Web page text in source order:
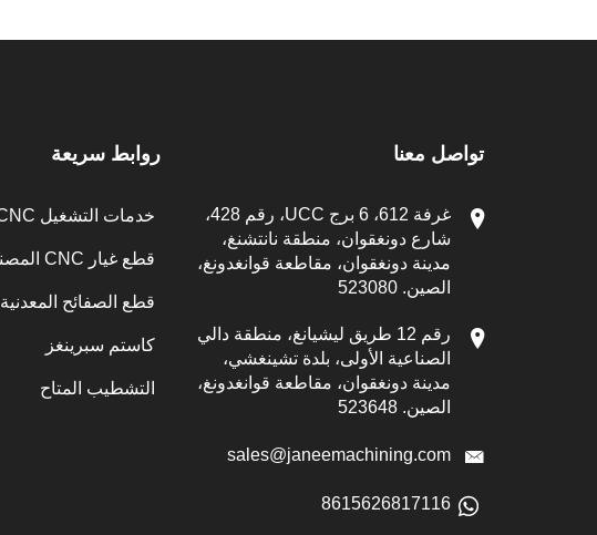
تواصل معنا
غرفة 612، 6 برج UCC، رقم 428،
شارع دونغقوان، منطقة نانتشنغ،
مدينة دونغقوان، مقاطعة قوانغدونغ،
الصين. 523080
رقم 12 طريق ليشيانغ، منطقة دالي
الصناعية الأولى، بلدة تشينغشي،
مدينة دونغقوان، مقاطعة قوانغدونغ،
الصين. 523648
sales@janeemachining.com
8615626817116
روابط سريعة
خدمات التشغيل CNC
قطع غيار CNC المصنعة
قطع الصفائح المعدنية
كاستم سبرينغز
التشطيب المتاح